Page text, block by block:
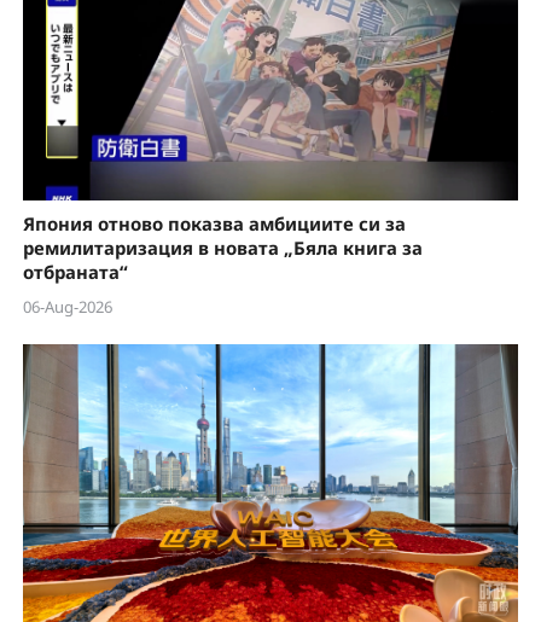
Япония отново показва амбициите си за
ремилитаризация в новата „Бяла книга за
отбраната“
06-Aug-2026